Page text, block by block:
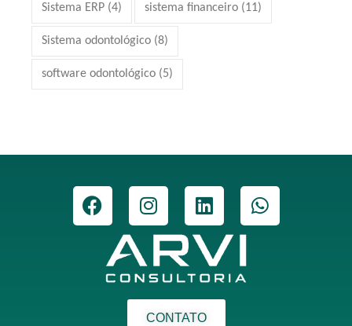
Sistema ERP (4) sistema financeiro (11)
Sistema odontológico (8)
software odontológico (5)
CONTATO